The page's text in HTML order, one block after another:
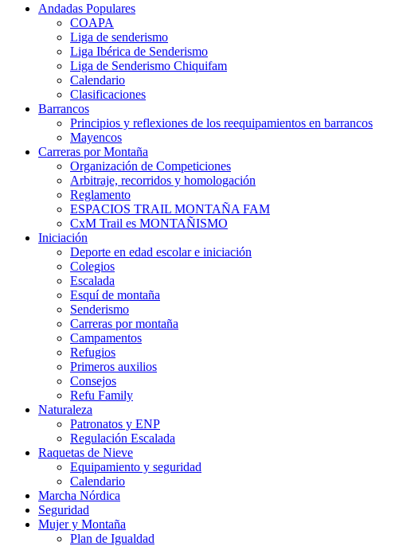
Andadas Populares
COAPA
Liga de senderismo
Liga Ibérica de Senderismo
Liga de Senderismo Chiquifam
Calendario
Clasificaciones
Barrancos
Principios y reflexiones de los reequipamientos en barrancos
Mayencos
Carreras por Montaña
Organización de Competiciones
Arbitraje, recorridos y homologación
Reglamento
ESPACIOS TRAIL MONTAÑA FAM
CxM Trail es MONTAÑISMO
Iniciación
Deporte en edad escolar e iniciación
Colegios
Escalada
Esquí de montaña
Senderismo
Carreras por montaña
Campamentos
Refugios
Primeros auxilios
Consejos
Refu Family
Naturaleza
Patronatos y ENP
Regulación Escalada
Raquetas de Nieve
Equipamiento y seguridad
Calendario
Marcha Nórdica
Seguridad
Mujer y Montaña
Plan de Igualdad